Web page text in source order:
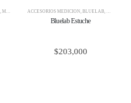
MEDIDORES PORTÁBLES ,PH,PH PARA SUELO
ACCESORIOS MEDICIÓN BLUELAB
Bluelab Estuche
$203,000